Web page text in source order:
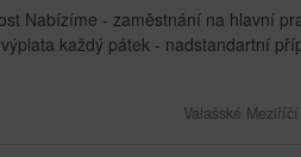
Nabízíme - zaměstnání na hlavní
každý pátek - nadstandartní
Valašské Meziříčí